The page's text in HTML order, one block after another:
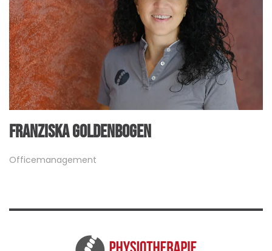
FRANZISKA GOLDENBOGEN
Officemanagement